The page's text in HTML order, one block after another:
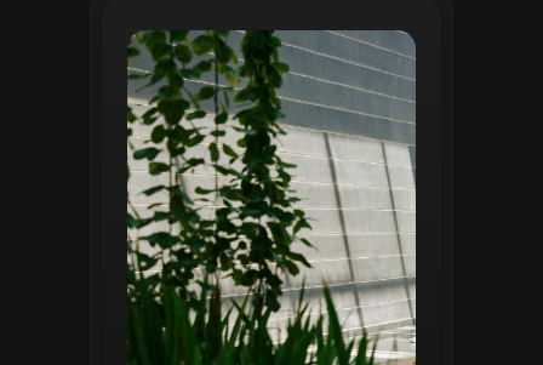
O módulo de Gestão de Áreas Verdes do
Regente aplica tecnologias avançadas de
geoprocessamento para mapear e
monitorar espaços verdes, registrando
localização, tipo de vegetação e estado
de conservação. Ele organiza fluxos de
manutenção e garante que as atividades
sejam realizadas de forma eficiente e
programada. Relatórios analíticos ajudam
a avaliar ações realizadas, promovendo a
sustentabilidade e o uso estratégico do
espaço urbano.